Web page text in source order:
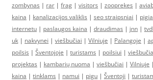
zombynas | rar | frag | visitors | zooprekes |
kaina | kanalizacijos valiklis | seo straipsniai |
internetu | paslaugos kaina | draudimas | jnn |
uk | nakvynei | viešbučiai | Vilniuje | Palangoje |
poilsis | Šventojoje | turistams | poilsiui |
projektas | kambarių nuoma | viešbučiai | Vilniuje |
kaina | tinklams | namui | pigu | Šventoji |